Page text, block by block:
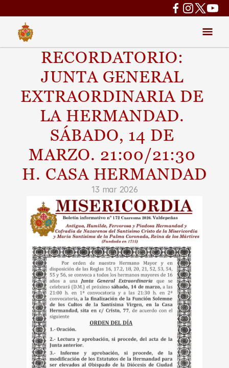
RECORDATORIO:
JUNTA GENERAL
EXTRAORDINARIA DE
LA HERMANDAD.
SÁBADO, 14 DE
MARZO. 21:00/21:30
H. CASA HERMANDAD
13 mar 2026